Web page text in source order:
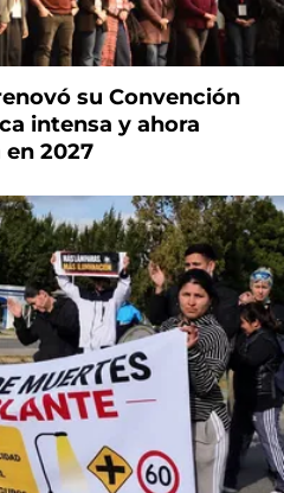
su Convención
intensa y ahora
2027